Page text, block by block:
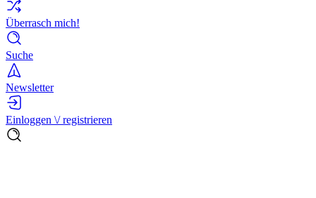
Überrasch mich!
Suche
Newsletter
Einloggen \/ registrieren